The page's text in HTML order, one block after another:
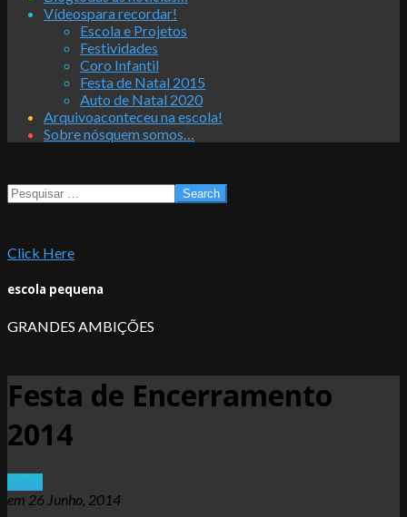
Vídeospara recordar!
Escola e Projetos
Festividades
Coro Infantil
Festa de Natal 2015
Auto de Natal 2020
Arquivoaconteceu na escola!
Sobre nósquem somos…
Search
Click Here
escola pequena
GRANDES AMBIÇÕES
Festa de Encerramento
2014
Festas
em 26 Junho, 2014